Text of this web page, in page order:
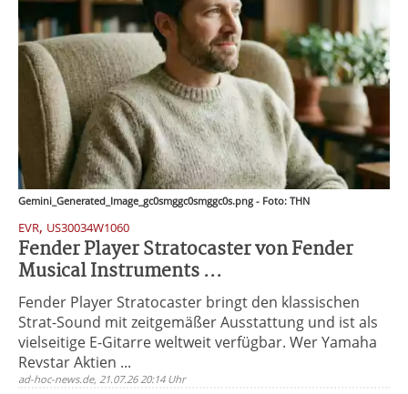
Gemini_Generated_Image_gc0smggc0smggc0s.png - Foto: THN
EVR, US30034W1060
Fender Player Stratocaster von Fender
Musical Instruments ...
Fender Player Stratocaster bringt den klassischen
Strat-Sound mit zeitgemäßer Ausstattung und ist als
vielseitige E-Gitarre weltweit verfügbar. Wer Yamaha
Revstar Aktien ...
ad-hoc-news.de, 21.07.26 20:14 Uhr